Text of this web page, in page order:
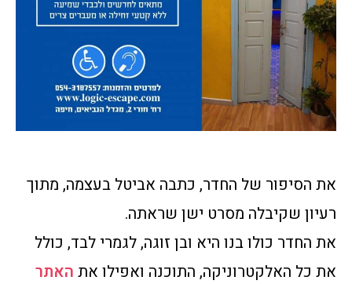
את הסיפור של החדר, כתבה אביטל בעצמה, מתוך
רעיון שקיבלה מסרט ישן שראתה.
את החדר כולו בנו היא ובן זוגה, לגמרי לבד, כולל
את כל האלקטרוניקה, התוכנה ואפילו את האתר